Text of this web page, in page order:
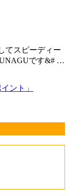
てスピーディー
です&# …
ント」